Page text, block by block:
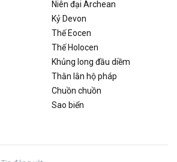
Niên đại Archean
Kỷ Devon
Thế Eocen
Thế Holocen
Khủng long đầu diềm
Thằn lằn hộ pháp
Chuồn chuồn
Sao biển